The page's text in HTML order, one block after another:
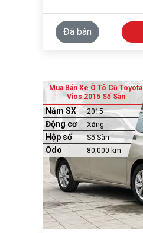
Đã bán
Mua Bán Xe Ô Tô Cũ Toyota
Vios 2015 Số Sàn
Năm SX 2015
Động cơ Xăng
Hộp số Số Sàn
Odo 80,000 km